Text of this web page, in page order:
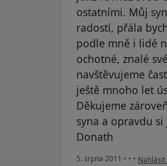
ostatními. Můj
radostí, přála
podle mně i lidé
ochotné, znalé
navštěvujeme
ještě mnoho let
Děkujeme
syna a opravdu
Donath
5. srpna 2011 • • • podle